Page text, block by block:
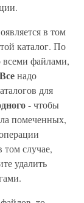
в том
каталог. По
всеми файлами,
Всенадо
для
- чтобы
помеченных,
том случае,
удалить